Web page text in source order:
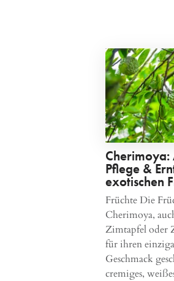
Cherimoya:
Pflege &
exotischen
Früchte Die
Cherimoya,
Zimtapfel oder
für ihren
Geschmack
cremiges,